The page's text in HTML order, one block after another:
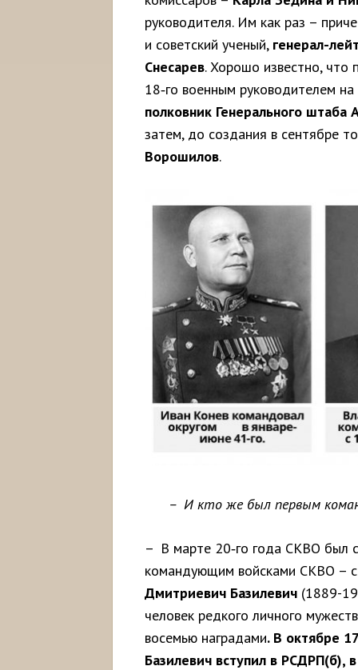
руководителя. Им как раз –
и советский ученый, генерал-
Снесарев. Хорошо известно, что
18‑го военным руководителем
полковник Генерального штаба
затем, до создания в сентябре
Ворошилов.
– И кто же был первым
– В марте 20‑го года СКВО был
командующим войсками СКВО – с
Дмитриевич Базилевич (1889-
человек редкого личного
восемью наградами. В октябре
Базилевич вступил в РСДРП(б),